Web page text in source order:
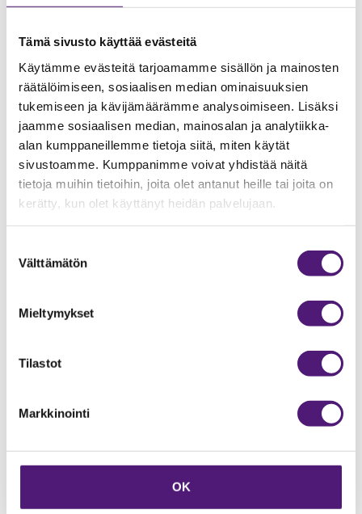
Tämä sivusto käyttää evästeitä
Käytämme evästeitä tarjoamamme sisällön ja mainosten
räätälöimiseen, sosiaalisen median ominaisuuksien
tukemiseen ja kävijämäärämme analysoimiseen. Lisäksi
jaamme sosiaalisen median, mainosalan ja analytiikka-
alan kumppaneillemme tietoja siitä, miten käytät
sivustoamme. Kumppanimme voivat yhdistää näitä
tietoja muihin tietoihin, joita olet antanut heille tai joita on
kerätty, kun olet käyttänyt heidän palvelujaan.
valinta
Välttämätön
Mieltymykset
Tilastot
Markkinointi
OK
Sappeen
ohjelmapalvelut
mukavaa laskettelun lisäksi.